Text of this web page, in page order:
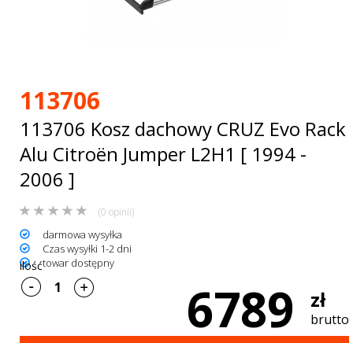
AKCESORIA
SPORTOWE
Turystyka
Przyczepy
samochodowe
113706
113706 Kosz dachowy CRUZ Evo Rack
Alu Citroën Jumper L2H1 [ 1994 -
2006 ]
(0 opinii)
darmowa wysyłka
Czas wysyłki 1-2 dni
towar dostępny
6789 zł
brutto
ilość